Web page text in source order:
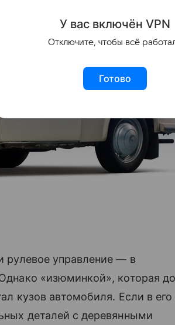
рулевое управление — в
«изюминкой», которая
кузов автомобиля. Если в его
деталей с деревянными
У вас включён VPN
Отключите, чтобы всё
Готово